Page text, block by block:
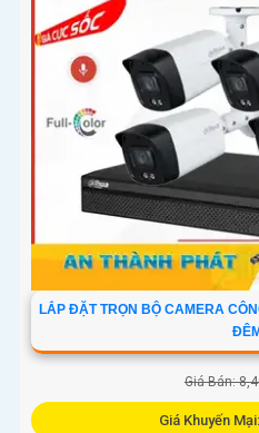
LẮP ĐẶT TRỌN BỘ CAMERA
ĐÊM
Giá Bán:
Giá Khuyến